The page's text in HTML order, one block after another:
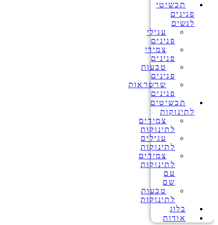
תכשיטי
פנינים
לנשים
עגילי
פנינים
צמידי
פנינים
טבעות
פנינים
שרשראות
פנינים
תכשיטים
לתינוקות
צמידים
לתינוקות
עגילים
לתינוקות
צמידים
לתינוקות
עם
שם
טבעות
לתינוקות
בלוג
אודות